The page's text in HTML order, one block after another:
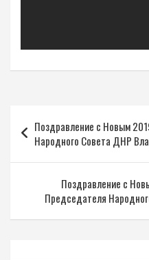
по
записям
Поздравление с Новым
Народного Совета ДНР
Поздравление с
Председателя